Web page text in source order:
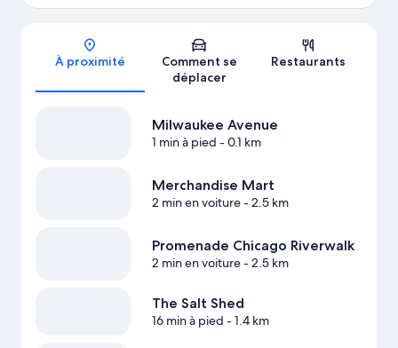
Carte
À proximité
Comment se
déplacer
Restaurants
Milwaukee Avenue
1 min à pied - 0.1 km
Merchandise Mart
2 min en voiture- 2.5 km
Promenade Chicago Riverwalk
2 min en voiture- 2.5 km
The Salt Shed
16 min à pied - 1.4 km